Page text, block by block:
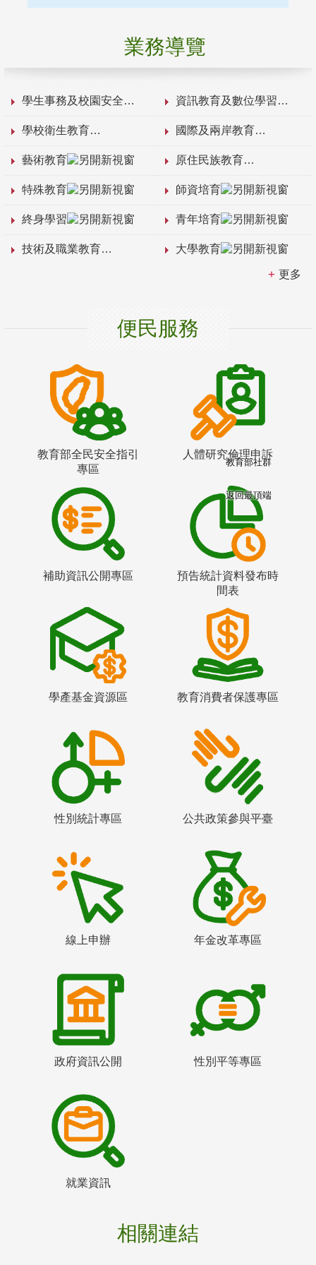
業務導覽
學生事務及校園安全 資訊教育及數位學習
學校衛生教育 國際及兩岸教育
藝術教育 原住民族教育
特殊教育 師資培育
終身學習 青年培育
技術及職業教育 大學教育
更多
便民服務
教育部全民安全指引
專區
人體研究倫理申訴
補助資訊公開專區
預告統計資料發布時
間表
學產基金資源區 教育消費者保護專區
性別統計專區 公共政策參與平臺
線上申辦 年金改革專區
政府資訊公開 性別平等專區
就業資訊
相關連結
教育部社群
返回最頂端